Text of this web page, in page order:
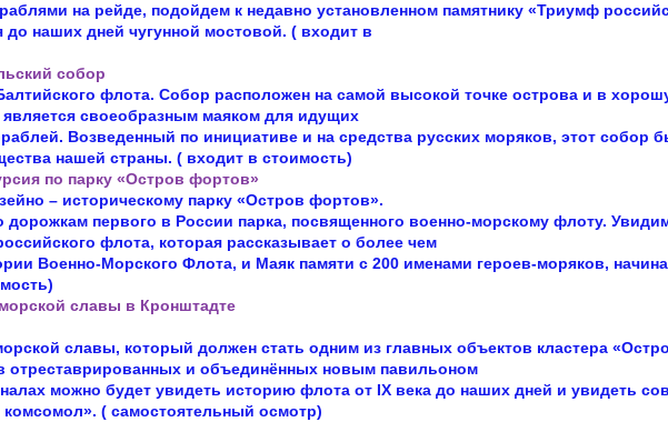
на рейде, подойдем к недавно установленном памятнику «Триумф
наших дней чугунной мостовой. ( входит в
собор
флота. Собор расположен на самой высокой точке острова и в
является своеобразным маяком для идущих
Возведенный по инициативе и на средства русских моряков, этот собор
нашей страны. ( входит в стоимость)
по парку «Остров фортов»
– историческому парку «Остров фортов».
дорожкам первого в России парка, посвященного военно-морскому флоту.
флота, которая рассказывает о более чем
Военно-Морского Флота, и Маяк памяти с 200 именами героев-моряков,
славы в Кронштадте
славы, который должен стать одним из главных объектов кластера
отреставрированных и объединённых новым павильоном
можно будет увидеть историю флота от IX века до наших дней и увидеть
комсомол». ( самостоятельный осмотр)